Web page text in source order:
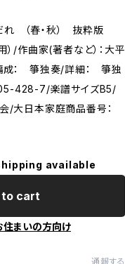
（春・秋） 抜粋版
）/作曲家(著者など）：大平
： 箏独奏/詳細： 箏独
428-7/楽譜サイズB5/
/大日本家庭商品番号：
available
to cart
住まいの方向け
通報する